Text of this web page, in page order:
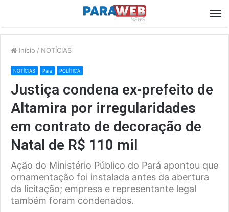
Início / NOTÍCIAS
NOTÍCIAS Pará POLÍTICA
Justiça condena ex-prefeito de
Altamira por irregularidades
em contrato de decoração de
Natal de R$ 110 mil
Ação do Ministério Público do Pará apontou que
ornamentação foi instalada antes da abertura
da licitação; empresa e representante legal
também foram condenados.